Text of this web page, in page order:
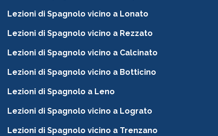
Lezioni di Spagnolo vicino a Lonato
Lezioni di Spagnolo vicino a Rezzato
Lezioni di Spagnolo vicino a Calcinato
Lezioni di Spagnolo vicino a Botticino
Lezioni di Spagnolo a Leno
Lezioni di Spagnolo vicino a Lograto
Lezioni di Spagnolo vicino a Trenzano